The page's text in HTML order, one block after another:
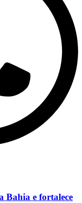
Bahia e fortalece